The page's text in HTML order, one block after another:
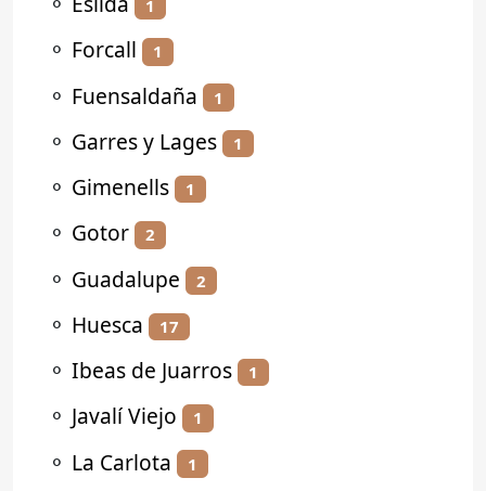
1
⚬ Forcall 1
⚬ Fuensaldaña 1
⚬ Garres y Lages 1
⚬ Gimenells 1
⚬ Gotor 2
⚬ Guadalupe 2
⚬ Huesca 17
⚬ Ibeas de Juarros 1
⚬ Javalí Viejo 1
⚬ La Carlota 1